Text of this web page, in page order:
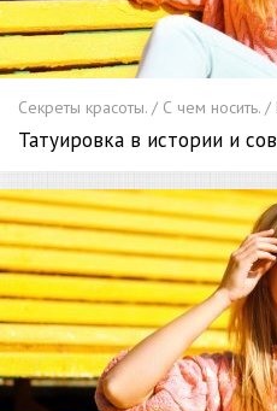
Секреты красоты. / С чем
Татуировка в истории и